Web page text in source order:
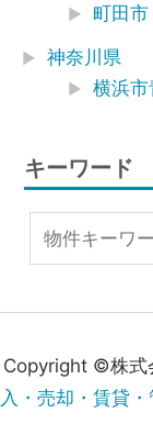
町田市
神奈川県
横浜市
キーワード
Copyright ©株式
入・売却・賃貸